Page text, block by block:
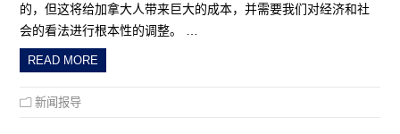
的，但这将给加拿大人带来巨大的成本，并需要我们对经济和社
会的看法进行根本性的调整。 …
READ MORE
新闻报导